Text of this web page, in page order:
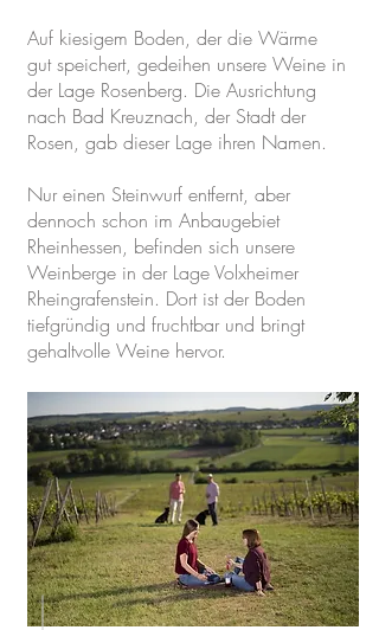
Auf kiesigem Boden, der die Wärme
gut speichert, gedeihen unsere Weine in
der Lage Rosenberg. Die Ausrichtung
nach Bad Kreuznach, der Stadt der
Rosen, gab dieser Lage ihren Namen.
Nur einen Steinwurf entfernt, aber
dennoch schon im Anbaugebiet
Rheinhessen, befinden sich unsere
Weinberge in der Lage Volxheimer
Rheingrafenstein. Dort ist der Boden
tiefgründig und fruchtbar und bringt
gehaltvolle Weine hervor.